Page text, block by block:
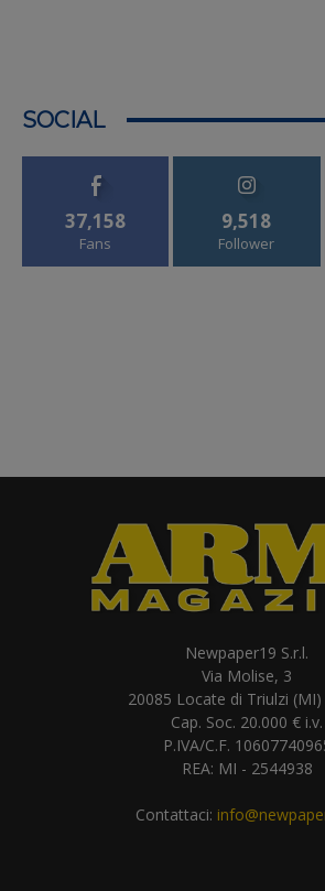
SOCIAL
37,158
Fans
9,518
Follower
Newpaper19 S.r.l.
Via Molise, 3
20085 Locate di Triulzi
Cap. Soc. 20.000 € i.v.
P.IVA/C.F.
REA: MI - 2544938
Contattaci: